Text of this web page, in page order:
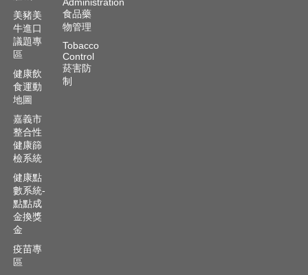
美豬美
牛進口
議題專
區
健康飲
食運動
地圖
嘉義市
整合性
健康篩
檢系統
健康點
數系統-
點點成
金換獎
金
疫苗專
區
食品藥
物管理
Tobacco
Control
菸害防
制